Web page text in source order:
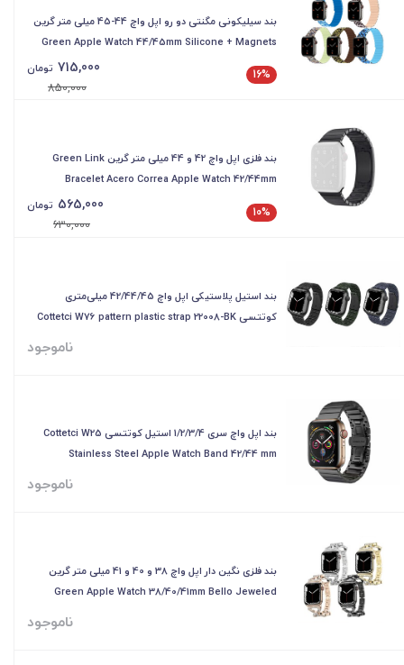
بند سیلیکونی مگنتی دو رو اپل واچ 44-45 میلی متر گرین
Green Apple Watch 44/45mm Silicone + Magnets
Strap
16%
715,000 تومان
850,000
بند فلزی اپل واچ 42 و 44 میلی متر گرین Green Link
Bracelet Acero Correa Apple Watch 42/44mm
10%
565,000 تومان
630,000
بند استیل پلاستیکی اپل واچ 42/44/45 میلی‌متری
کوتتسی Cottetci W76 pattern plastic strap 22008-BK
ناموجود
بند اپل واچ سری 1/2/3/4 استیل کوتتسی Cottetci W25
Stainless Steel Apple Watch Band 42/44 mm
ناموجود
بند فلزی نگین دار اپل واچ 38 و 40 و 41 میلی متر گرین
Green Apple Watch 38/40/41mm Bello Jeweled
ناموجود